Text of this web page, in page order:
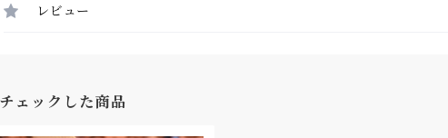
レビュー
ェックした商品